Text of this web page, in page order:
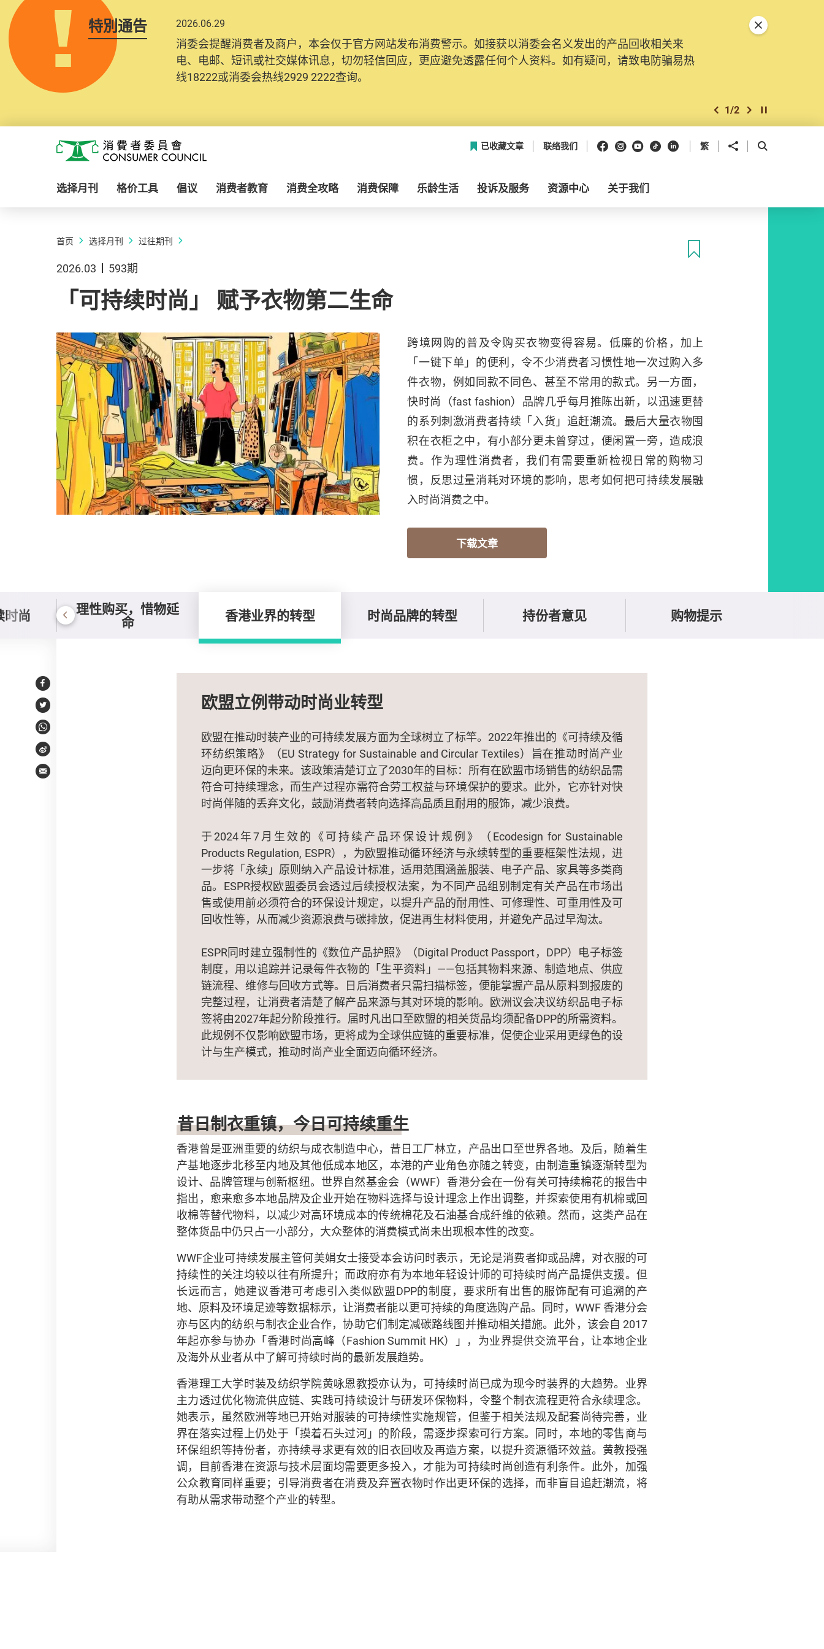
特別通告 2026.06.29
消委会提醒消费者及商户，本会仅于官方网站发布消费警示。如接获以消委会名义发出的产品回收相关来
电、电邮、短讯或社交媒体讯息，切勿轻信回应，更应避免透露任何个人资料。如有疑问，请致电防骗易热
线18222或消委会热线2929 2222查询。
上一个
1/2 下一个开始/暂停幻灯
关闭特別通告
消费者委员会
已收藏文章 联络我们 Facebook
Instagram
Youtube
抖音领英 繁 分享到 开启搜寻框
选择月刊 格价工具 倡议 消费者教育 消费全攻略 消费保障 乐龄生活 投诉及服务 资源中心 关于我们
首页 选择月刊 过往期刊
2026.03 593期
「可持续时尚」 赋予衣物第二生命
跨境网购的普及令购买衣物变得容易。低廉的价格，加上
「一键下单」的便利，令不少消费者习惯性地一次过购入多
件衣物，例如同款不同色、甚至不常用的款式。另一方面，
快时尚（fast fashion）品牌几乎每月推陈出新，以迅速更替
的系列刺激消费者持续「入货」追赶潮流。最后大量衣物囤
积在衣柜之中，有小部分更未曾穿过，便闲置一旁，造成浪
费。作为理性消费者，我们有需要重新检视日常的购物习
惯，反思过量消耗对环境的影响，思考如何把可持续发展融
入时尚消费之中。
下载文章
时尚 理性购买，惜物延
命 香港业界的转型 时尚品牌的转型 持份者意见 购物提示
Facebook
Twitter
WhatsApp
Weibo
Email
香港业界的转型
欧盟立例带动时尚业转型
欧盟在推动时装产业的可持续发展方面为全球树立了标竿。2022年推出的《可持续及循
环纺织策略》（EU Strategy for Sustainable and Circular Textiles）旨在推动时尚产业
迈向更环保的未来。该政策清楚订立了2030年的目标：所有在欧盟市场销售的纺织品需
符合可持续理念，而生产过程亦需符合劳工权益与环境保护的要求。此外，它亦针对快
时尚伴随的丢弃文化，鼓励消费者转向选择高品质且耐用的服饰，减少浪费。
于2024年7月生效的《可持续产品环保设计规例》（Ecodesign for Sustainable
Products Regulation, ESPR），为欧盟推动循环经济与永续转型的重要框架性法规，进
一步将「永续」原则纳入产品设计标准，适用范围涵盖服装、电子产品、家具等多类商
品。ESPR授权欧盟委员会透过后续授权法案，为不同产品组别制定有关产品在市场出
售或使用前必须符合的环保设计规定，以提升产品的耐用性、可修理性、可重用性及可
回收性等，从而减少资源浪费与碳排放，促进再生材料使用，并避免产品过早淘汰。
ESPR同时建立强制性的《数位产品护照》（Digital Product Passport，DPP）电子标签
制度，用以追踪并记录每件衣物的「生平资料」——包括其物料来源、制造地点、供应
链流程、维修与回收方式等。日后消费者只需扫描标签，便能掌握产品从原料到报废的
完整过程，让消费者清楚了解产品来源与其对环境的影响。欧洲议会决议纺织品电子标
签将由2027年起分阶段推行。届时凡出口至欧盟的相关货品均须配备DPP的所需资料。
此规例不仅影响欧盟市场，更将成为全球供应链的重要标准，促使企业采用更绿色的设
计与生产模式，推动时尚产业全面迈向循环经济。
昔日制衣重镇，今日可持续重生
香港曾是亚洲重要的纺织与成衣制造中心，昔日工厂林立，产品出口至世界各地。及后，随着生
产基地逐步北移至内地及其他低成本地区，本港的产业角色亦随之转变，由制造重镇逐渐转型为
设计、品牌管理与创新枢纽。世界自然基金会（WWF）香港分会在一份有关可持续棉花的报告中
指出，愈来愈多本地品牌及企业开始在物料选择与设计理念上作出调整，并探索使用有机棉或回
收棉等替代物料，以减少对高环境成本的传统棉花及石油基合成纤维的依赖。然而，这类产品在
整体货品中仍只占一小部分，大众整体的消费模式尚未出现根本性的改变。
WWF企业可持续发展主管何美娟女士接受本会访问时表示，无论是消费者抑或品牌，对衣服的可
持续性的关注均较以往有所提升；而政府亦有为本地年轻设计师的可持续时尚产品提供支援。但
长远而言，她建议香港可考虑引入类似欧盟DPP的制度，要求所有出售的服饰配有可追溯的产
地、原料及环境足迹等数据标示，让消费者能以更可持续的角度选购产品。同时，WWF 香港分会
亦与区内的纺织与制衣企业合作，协助它们制定减碳路线图并推动相关措施。此外，该会自 2017
年起亦参与协办「香港时尚高峰（Fashion Summit HK）」，为业界提供交流平台，让本地企业
及海外从业者从中了解可持续时尚的最新发展趋势。
香港理工大学时装及纺织学院黄咏恩教授亦认为，可持续时尚已成为现今时装界的大趋势。业界
主力透过优化物流供应链、实践可持续设计与研发环保物料，令整个制衣流程更符合永续理念。
她表示，虽然欧洲等地已开始对服装的可持续性实施规管，但鉴于相关法规及配套尚待完善，业
界在落实过程上仍处于「摸着石头过河」的阶段，需逐步探索可行方案。同时，本地的零售商与
环保组织等持份者，亦持续寻求更有效的旧衣回收及再造方案，以提升资源循环效益。黄教授强
调，目前香港在资源与技术层面均需要更多投入，才能为可持续时尚创造有利条件。此外，加强
公众教育同样重要；引导消费者在消费及弃置衣物时作出更环保的选择，而非盲目追赶潮流，将
有助从需求带动整个产业的转型。